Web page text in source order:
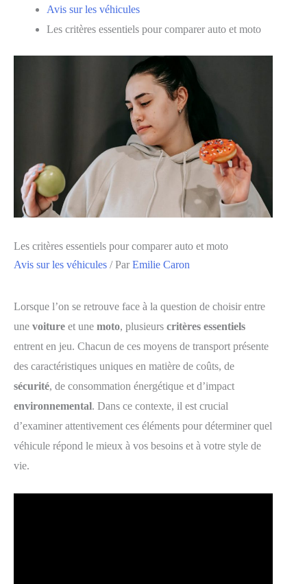
Avis sur les véhicules
Les critères essentiels pour comparer auto et moto
Les critères essentiels pour comparer auto et moto
Avis sur les véhicules / Par Emilie Caron
Lorsque l’on se retrouve face à la question de choisir entre
une voiture et une moto, plusieurs critères essentiels
entrent en jeu. Chacun de ces moyens de transport présente
des caractéristiques uniques en matière de coûts, de
sécurité, de consommation énergétique et d’impact
environnemental. Dans ce contexte, il est crucial
d’examiner attentivement ces éléments pour déterminer quel
véhicule répond le mieux à vos besoins et à votre style de
vie.